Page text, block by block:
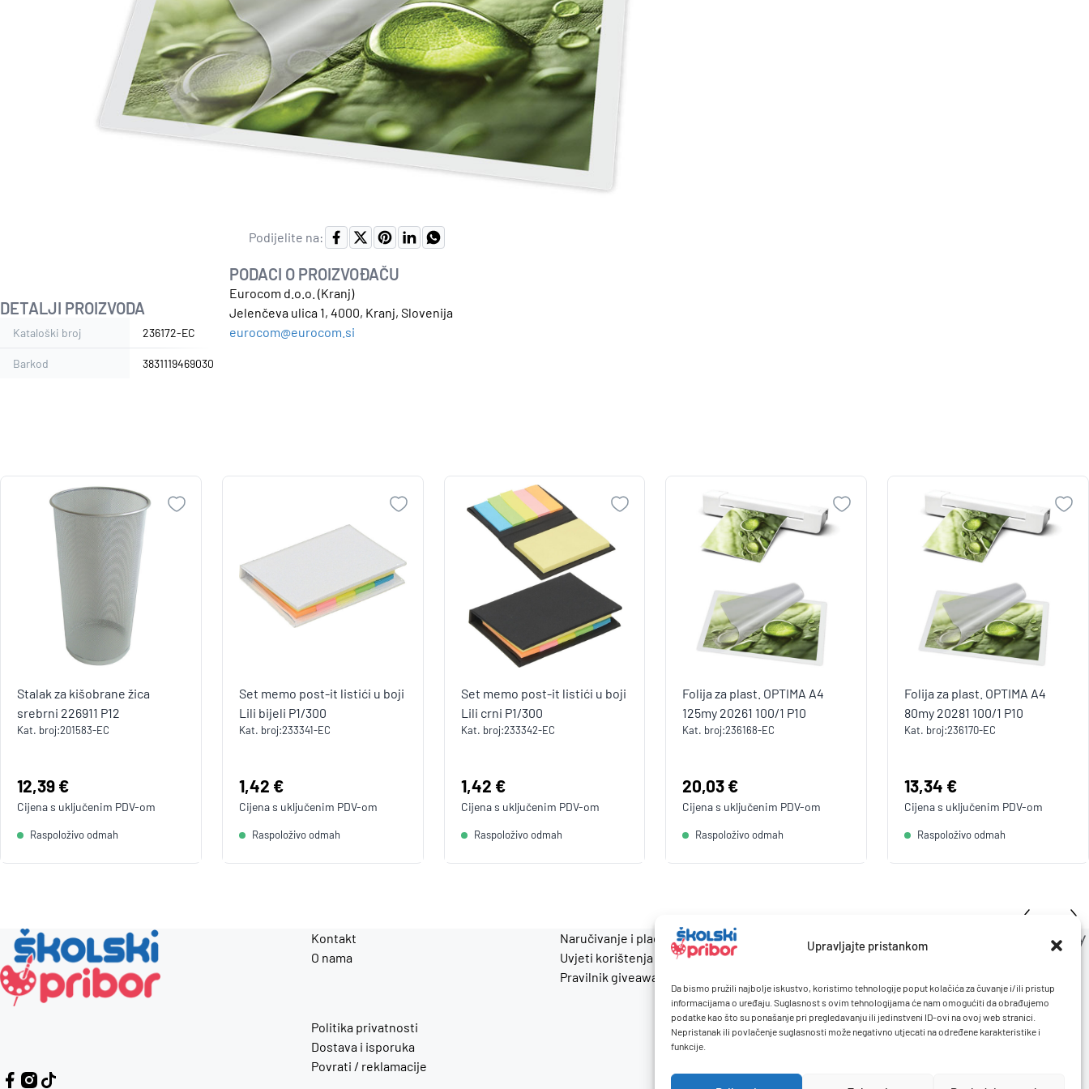
Upravljajte pristankom
Da bismo pružili najbolje iskustvo, koristimo tehnologije poput kolačića za čuvanje i/ili pristup
informacijama o uređaju. Suglasnost s ovim tehnologijama će nam omogućiti da obrađujemo
podatke kao što su ponašanje pri pregledavanju ili jedinstveni ID-ovi na ovoj web stranici.
Nepristanak ili povlačenje suglasnosti može negativno utjecati na određene karakteristike i
funkcije.
Podijelite na:
DETALJI PROIZVODA
Kataloški broj 236172-EC
Barkod 3831119469030
PODACI O PROIZVOĐAČU
Eurocom d.o.o. (Kranj)
Jelenčeva ulica 1, 4000, Kranj, Slovenija
eurocom@eurocom.si
Stalak za kišobrane žica
srebrni 226911 P12
Kat. broj:201583-EC
Cijena:
12,39 €
Cijena s uključenim PDV-om
Raspoloživo odmah
Set memo post-it listići u boji
Lili bijeli P1/300
Kat. broj:233341-EC
Cijena:
1,42 €
Cijena s uključenim PDV-om
Raspoloživo odmah
Set memo post-it listići u boji
Lili crni P1/300
Kat. broj:233342-EC
Cijena:
1,42 €
Cijena s uključenim PDV-om
Raspoloživo odmah
Folija za plast. OPTIMA A4
125my 20261 100/1 P10
Kat. broj:236168-EC
Cijena:
20,03 €
Cijena s uključenim PDV-om
Raspoloživo odmah
Folija za plast. OPTIMA A4
80my 20281 100/1 P10
Kat. broj:236170-EC
Cijena:
13,34 €
Cijena s uključenim PDV-om
Raspoloživo odmah
Kontakt
O nama
Naručivanje i plaćanje
Uvjeti korištenja
Pravilnik giveaway
Politika privatnosti
Dostava i isporuka
Povrati / reklamacije